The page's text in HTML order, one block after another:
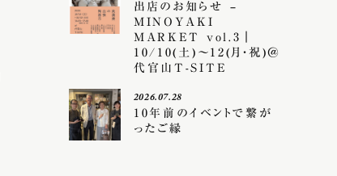
出店のお知らせ –
MINOYAKI
MARKET vol.3｜
10/10(土)〜12(月・祝)＠
代官山T-SITE
2026.07.28
10年前のイベントで繋が
ったご縁